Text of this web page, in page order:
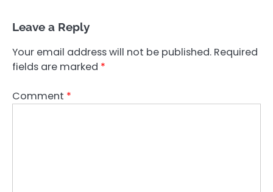
Leave a Reply
Your email address will not be published. Required
fields are marked *
Comment *